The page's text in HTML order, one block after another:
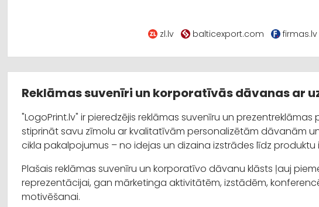
zl.lv balticexport.com firmas.lv
Reklāmas suvenīri un korporatīvās dāvanas ar
"LogoPrint.lv" ir pieredzējis reklāmas suvenīru un
stiprināt savu zīmolu ar kvalitatīvām personalizētām dāvanām
cikla pakalpojumus – no idejas un dizaina izstrādes līdz
Plašais reklāmas suvenīru un korporatīvo dāvanu klāsts ļauj
reprezentācijai, gan mārketinga aktivitātēm, izstādēm,
motivēšanai.